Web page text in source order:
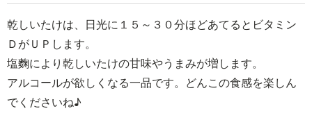
乾しいたけは、日光に１５～３０分ほどあてるとビタミン
ＤがＵＰします。
塩麴により乾しいたけの甘味やうまみが増します。
アルコールが欲しくなる一品です。どんこの食感を楽しん
でくださいね♪